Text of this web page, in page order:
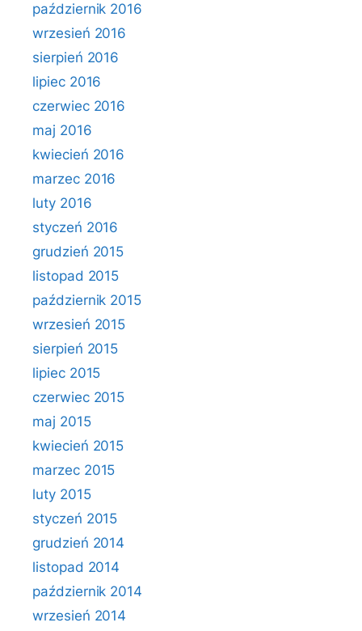
październik 2016
wrzesień 2016
sierpień 2016
lipiec 2016
czerwiec 2016
maj 2016
kwiecień 2016
marzec 2016
luty 2016
styczeń 2016
grudzień 2015
listopad 2015
październik 2015
wrzesień 2015
sierpień 2015
lipiec 2015
czerwiec 2015
maj 2015
kwiecień 2015
marzec 2015
luty 2015
styczeń 2015
grudzień 2014
listopad 2014
październik 2014
wrzesień 2014